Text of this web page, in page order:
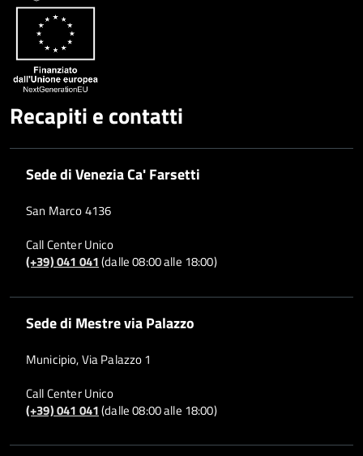
Recapiti e contatti
Sede di Venezia Ca' Farsetti
San Marco 4136
Call Center Unico
(+39) 041 041(dalle 08:00 alle 18:00)
Sede di Mestre via Palazzo
Municipio, Via Palazzo 1
Call Center Unico
(+39) 041 041(dalle 08:00 alle 18:00)